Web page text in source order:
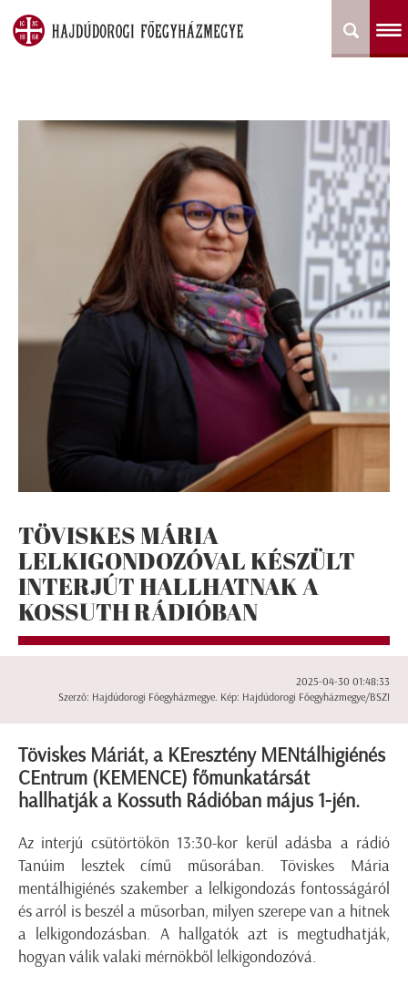
TÖVISKES MÁRIA
LELKIGONDOZÓVAL KÉSZÜLT
INTERJÚT HALLHATNAK A
KOSSUTH RÁDIÓBAN
2025-04-30 01:48:33
Szerző: Hajdúdorogi Főegyházmegye. Kép: Hajdúdorogi Főegyházmegye/BSZI
Töviskes Máriát, a KEresztény MENtálhigiénés
CEntrum (KEMENCE) főmunkatársát
hallhatják a Kossuth Rádióban május 1-jén.
Az interjú csütörtökön 13:30-kor kerül adásba a rádió
Tanúim lesztek című műsorában. Töviskes Mária
mentálhigiénés szakember a lelkigondozás fontosságáról
és arról is beszél a műsorban, milyen szerepe van a hitnek
a lelkigondozásban. A hallgatók azt is megtudhatják,
hogyan válik valaki mérnökből lelkigondozóvá.